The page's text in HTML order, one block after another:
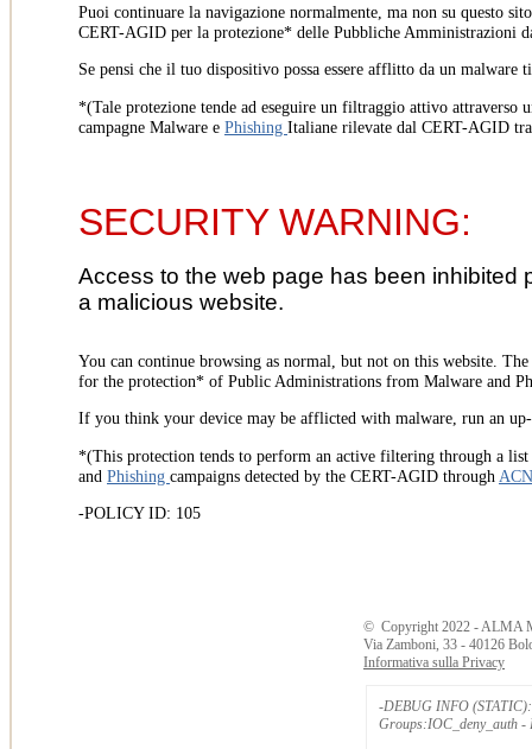
Puoi continuare la navigazione normalmente, ma non su questo
CERT-AGID per la protezione* delle Pubbliche Amministrazioni
Se pensi che il tuo dispositivo possa essere afflitto da un
*(Tale protezione tende ad eseguire un filtraggio attivo
campagne Malware e Phishing Italiane rilevate dal CERT-AGID
SECURITY WARNING:
Access to the web page has been
a malicious website.
You can continue browsing as normal, but not on this website.
for the protection* of Public Administrations from Malware and
If you think your device may be afflicted with malware, run an
*(This protection tends to perform an active filtering through a
and Phishing campaigns detected by the CERT-AGID through
-POLICY ID: 105
© Copyright 2022 - ALMA
Via Zamboni, 33 - 40126
Informativa sulla Privacy
-DEBUG INFO (STATIC):
Groups:IOC_deny_auth -